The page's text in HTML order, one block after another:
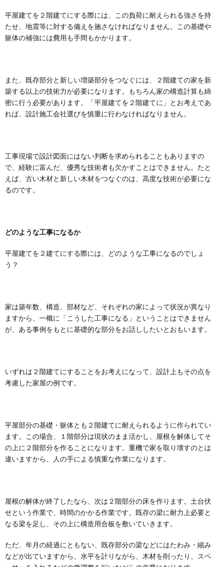
平屋建てを２階建てにする際には、この負荷に耐えられる強さを持
たせ、地震等に対する備えを施さなければなりません。この基礎や
躯体の補強には費用も手間もかかります。
また、既存部分と新しい増築部分をつなぐには、２階建ての家を新
築する以上の技術力が必要になります。もちろん家の構造計算も綿
密に行う必要があります。「平屋建てを２階建てに」とお考えであ
れば、設計施工会社選びを慎重に行わなければなりません。
工事現場で設計図面にはない判断を求められることもありますの
で、経験に富んだ、優秀な技術者も欠かすことはできません。たと
えば、古い木材と新しい木材をつなぐのは、高度な技術が必要にな
るのです。
どのような工事になるか
平屋建てを２建てにする際には、どのような工事になるのでしょ
う？
家は築年数、構造、部材など、それぞれの家によって状況が異なり
ますから、一概に「こうした工事になる」ということはできません
が、ある事例をもとに基礎的な部分をお話ししたいとおもいます。
いずれは２階建てにすることをお考えになって、設計上もその点を
考慮した家屋の例です。
平屋部分の基礎・躯体とも２階建てに耐えられるように作られてい
ます。この場合、１階部分は現状のまま活かし、屋根を解体してそ
の上に２階部分を作ることになります。重機で家を取り壊すのとは
違いますから、人の手による慎重な作業になります。
屋根の解体が終了したなら、次は２階部分の床を作ります。土台伏
せという作業で、時間のかかる作業です。既存の梁に耐力上必要と
なる梁を足し、その上に構造用合板を敷いていきます。
ただ、年月の経過にともない、既存部分の梁などにはたわみ・縮み
などが出ていますから、水平を計りながら、木材を削ったり、スペ